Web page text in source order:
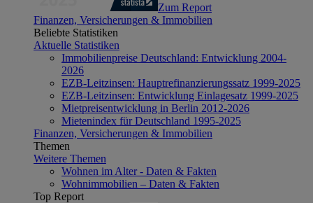
Zum Report
Finanzen, Versicherungen & Immobilien
Beliebte Statistiken
Aktuelle Statistiken
Immobilienpreise Deutschland: Entwicklung 2004-
2026
EZB-Leitzinsen: Hauptrefinanzierungssatz 1999-2025
EZB-Leitzinsen: Entwicklung Einlagesatz 1999-2025
Mietpreisentwicklung in Berlin 2012-2026
Mietenindex für Deutschland 1995-2025
Finanzen, Versicherungen & Immobilien
Themen
Weitere Themen
Wohnen im Alter - Daten & Fakten
Wohnimmobilien – Daten & Fakten
Top Report